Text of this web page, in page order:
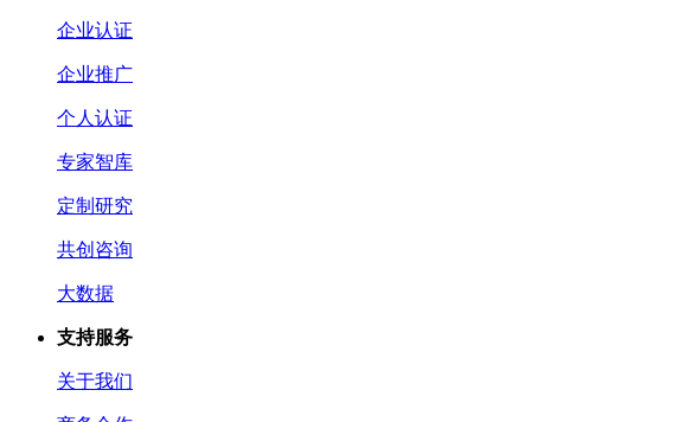
企业认证
企业推广
个人认证
专家智库
定制研究
共创咨询
大数据
支持服务
关于我们